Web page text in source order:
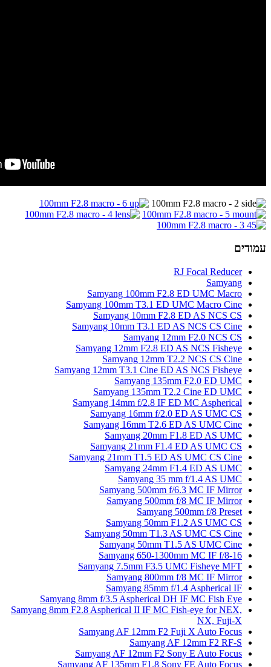
Samyang
Samyang 100mm
Samyang
Samyang 10mm
Samyang 12mm
Samyang
Samyang 12mm T3.1
Samyang
Samyang
Samyang 14mm f/
Samyang
Samyang 16mm
Samyang
Samyang
Samyang 21mm T1.5
Samyang
Samyang
Samyang
Samyang
Samyang
Samyang 50mm
Samyang
Samyang 650-
Samyang 7.5mm
Samyang
Samyang
Samyang 8mm f/3.5
Samyang 8mm F2.8 Aspherical II IF
Samyang AF
Samyang AF 12mm
Samyang AF 135mm